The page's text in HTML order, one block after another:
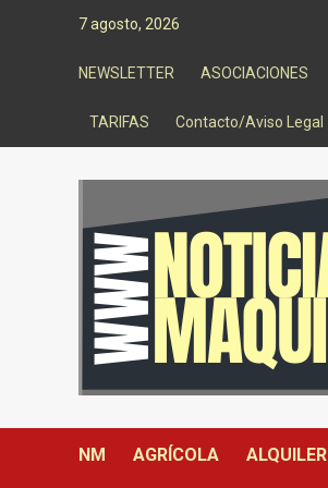
7 agosto, 2026
NEWSLETTER ASOCIACIONES
TARIFAS Contacto/Aviso Legal
NM AGRÍCOLA ALQUILER